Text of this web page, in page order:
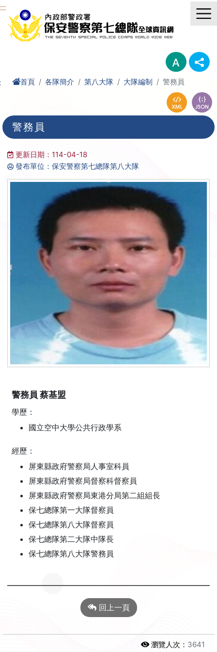
進入內容區塊
:::
首頁 各隊簡介 第八大隊 大隊編制 警務員
警務員
更新日期：114-04-18
發布單位：保安警察第七總隊第八大隊
警務員 蔡基盟
學歷：
國立空中大學公共行政學系
經歷：
屏東縣政府警察局人事室科員
屏東縣政府警察局督察科督察員
屏東縣政府警察局東港分局第二組組長
保七總隊第一大隊督察員
保七總隊第八大隊督察員
保七總隊第二大隊中隊長
保七總隊第八大隊警務員
回上一頁
瀏覽人次： 3641